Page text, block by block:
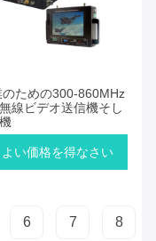
のための300-860MHz
線ビデオ送信機そし
い価格を得なさい
6 7 8